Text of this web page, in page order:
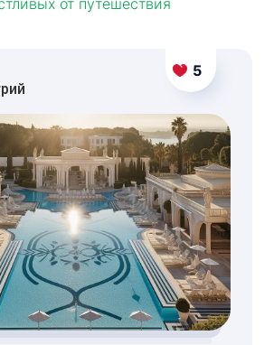
от путешествия
5